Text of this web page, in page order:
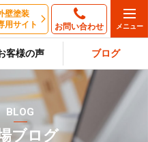
壁塗装
用サイト
お問い合わせ
客様の声 ブログ
BLOG
ブログ